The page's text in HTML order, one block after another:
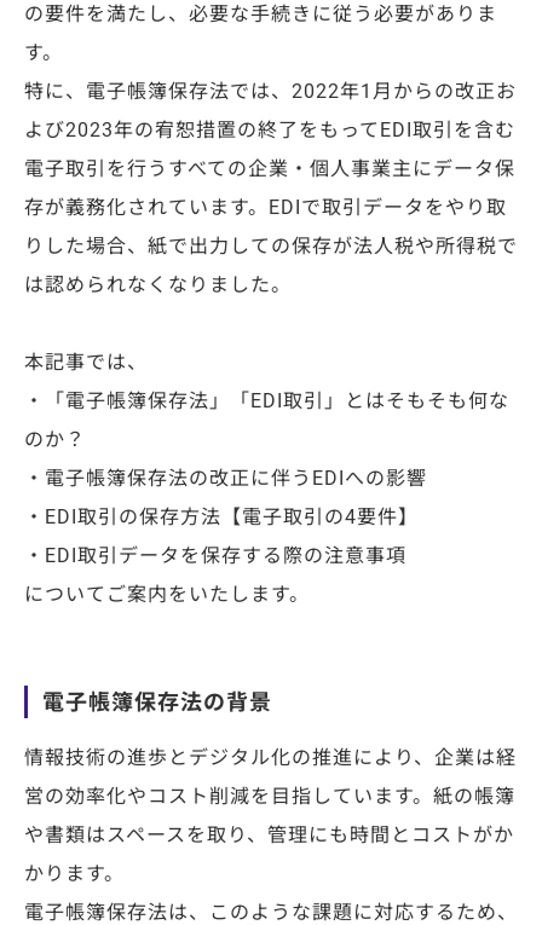
の要件を満たし、必要な手続きに従う必要がありま
す。
特に、電子帳簿保存法では、 2022年1月からの改正お
よび2023年の宥恕措置の終了をもってEDI取引を含む
電子取引を行うすべての企業・個人事業主にデータ保
存が義務化されています。 EDIで取引データをやり取
りした場合、紙で出力しての保存が法人税や所得税で
は認められなくなりました。
本記事では、
・「電子帳簿保存法」「EDI取引」とはそもそも何な
のか？
・電子帳簿保存法の改正に伴うEDIへの影響
・EDI取引の保存方法【電子取引の4要件】
・EDI取引データを保存する際の注意事項
についてご案内をいたします。
電子帳簿保存法の背景
情報技術の進歩とデジタル化の推進により、企業は経
営の効率化やコスト削減を目指しています。紙の帳簿
や書類はスペースを取り、管理にも時間とコストがか
かります。
電子帳簿保存法は、このような課題に対応するため、